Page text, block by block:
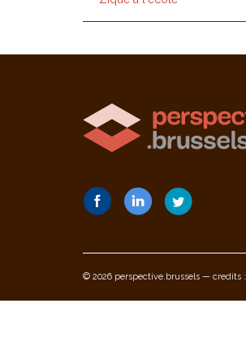
© 2026 perspective.brussels — credits :